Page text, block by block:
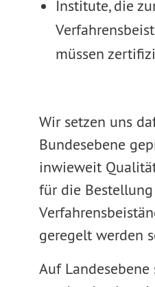
Institute, die
müssen
Wir setzen uns
Bundesebene
inwieweit
für die
geregelt werden
Auf